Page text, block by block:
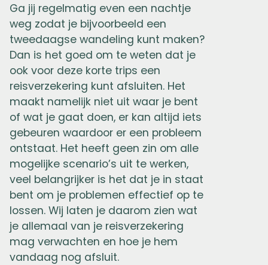
Ga jij regelmatig even een nachtje
weg zodat je bijvoorbeeld een
tweedaagse wandeling kunt maken?
Dan is het goed om te weten dat je
ook voor deze korte trips een
reisverzekering kunt afsluiten. Het
maakt namelijk niet uit waar je bent
of wat je gaat doen, er kan altijd iets
gebeuren waardoor er een probleem
ontstaat. Het heeft geen zin om alle
mogelijke scenario’s uit te werken,
veel belangrijker is het dat je in staat
bent om je problemen effectief op te
lossen. Wij laten je daarom zien wat
je allemaal van je reisverzekering
mag verwachten en hoe je hem
vandaag nog afsluit.